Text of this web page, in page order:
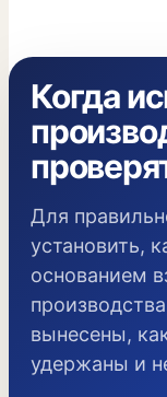
Когда
Для
установить,
основанием
вынесены,
удержаны и